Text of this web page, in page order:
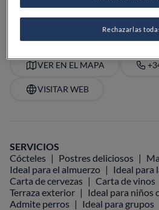
PRECIO
VER EN EL MAPA
VISITAR WEB
SERVICIOS
Cócteles
Postres deliciosos
Ideal para el almuerzo
Ideal para
Carta de cervezas
Carta de vinos
Terraza exterior
Ideal para niños
Admite perros
Ideal para grupos
Rechazarlas